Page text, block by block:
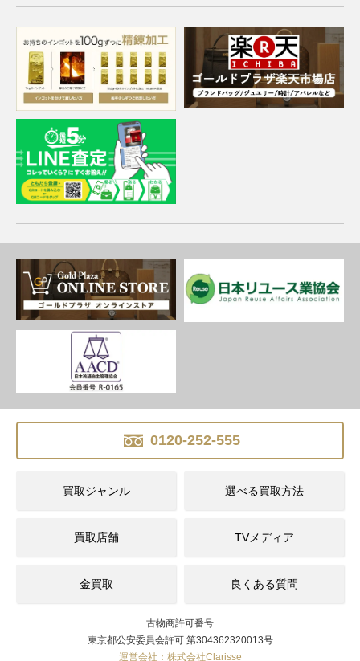
0120-252-555
買取ジャンル 選べる買取方法
買取店舗 TVメディア
金買取 良くある質問
古物商許可番号
東京都公安委員会許可 第304362320013号
運営会社：株式会社Clarisse